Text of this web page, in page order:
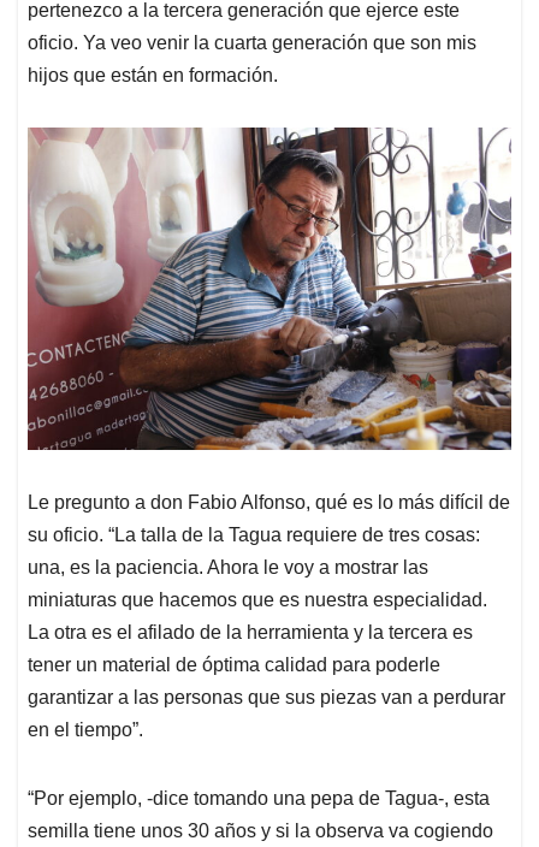
pertenezco a la tercera generación que ejerce este
oficio. Ya veo venir la cuarta generación que son mis
hijos que están en formación.
Le pregunto a don Fabio Alfonso, qué es lo más difícil de
su oficio. “La talla de la Tagua requiere de tres cosas:
una, es la paciencia. Ahora le voy a mostrar las
miniaturas que hacemos que es nuestra especialidad.
La otra es el afilado de la herramienta y la tercera es
tener un material de óptima calidad para poderle
garantizar a las personas que sus piezas van a perdurar
en el tiempo”.
“Por ejemplo, -dice tomando una pepa de Tagua-, esta
semilla tiene unos 30 años y si la observa va cogiendo